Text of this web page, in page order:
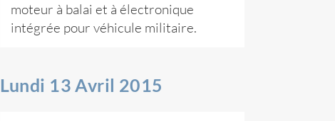
moteur à balai et à électronique
intégrée pour véhicule militaire.
Lundi 13 Avril 2015